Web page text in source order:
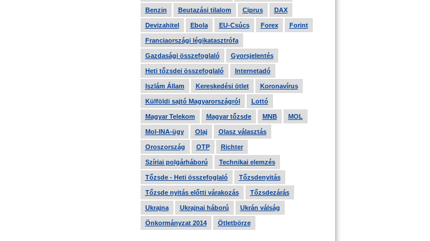
Benzin Beutazási tilalom Ciprus DAX
Devizahitel Ebola EU-Csúcs Forex Forint
Franciaországi légikatasztrófa
Gazdasági összefoglaló Gyorsjelentés
Heti tőzsdei összefoglaló Internetadó
Iszlám Állam Kereskedési ötlet Koronavírus
Külföldi sajtó Magyarországról Lottó
Magyar Telekom Magyar tőzsde MNB MOL
Mol-INA-ügy Olaj Olasz választás
Oroszország OTP Richter
Szíriai polgárháború Technikai elemzés
Tőzsde - Heti összefoglaló Tőzsdenyitás
Tőzsde nyitás előtti várakozás Tőzsdezárás
Ukrajna Ukrajnai háború Ukrán válság
Önkormányzat 2014 Ötletbörze